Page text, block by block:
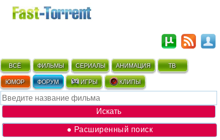
ВСЁ ФИЛЬМЫ СЕРИАЛЫ АНИМАЦИЯ ТВ
ЮМОР ФОРУМ ИГРЫ КЛИПЫ
● Расширенный поиск